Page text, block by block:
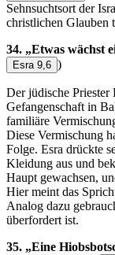
Sehnsuchtsort der
christlichen Glauben
34. „Etwas wächst
Esra 9,6 )
Der jüdische Priester
Gefangenschaft in
familiäre
Diese Vermischung
Folge. Esra drückte
Kleidung aus und
Haupt gewachsen,
Hier meint das
Analog dazu
überfordert ist.
35. „Eine